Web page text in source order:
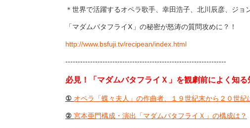
＊世界で活躍するオペラ歌手、幸田浩子、北川辰彦、ジ
「マダムバタフライⅩ」の秘密が怒涛の質問攻めに？！
http://www.bsfuji.tv/recipean/index.html
-----------------------------------------------------------------
必見！「マダムバタフライＸ」を観劇前によく知
① オペラ「蝶々夫人」の作曲者、１９世紀末から２０世
② 宮本亜門構成・演出「マダムバタフライＸ」の構成は？